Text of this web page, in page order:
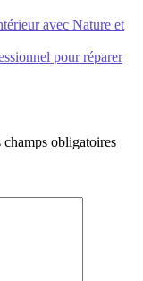
avec Nature et
pour réparer
champs obligatoires